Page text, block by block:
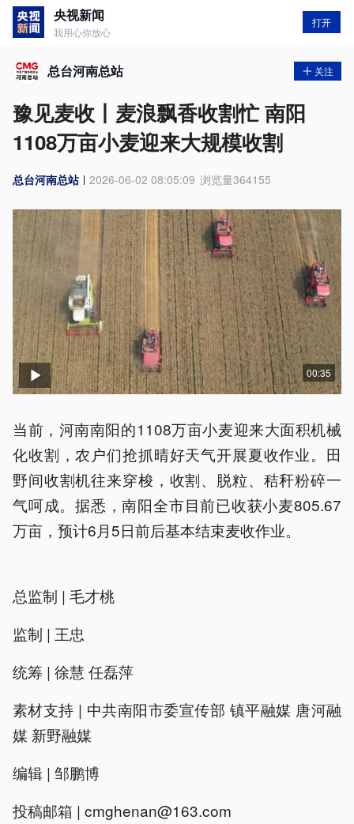
央视新闻
我用心你放心
打开
总台河南总站 关注
豫见麦收丨麦浪飘香收割忙 南阳
1108万亩小麦迎来大规模收割
总台河南总站 2026-06-02 08:05:09 浏览量364155
00:35
当前，河南南阳的1108万亩小麦迎来大面积机械
化收割，农户们抢抓晴好天气开展夏收作业。田
野间收割机往来穿梭，收割、脱粒、秸秆粉碎一
气呵成。据悉，南阳全市目前已收获小麦805.67
万亩，预计6月5日前后基本结束麦收作业。
总监制 | 毛才桃
监制 | 王忠
统筹 | 徐慧 任磊萍
素材支持 | 中共南阳市委宣传部 镇平融媒 唐河融
媒 新野融媒
编辑 | 邹鹏博
投稿邮箱 | cmghenan@163.com